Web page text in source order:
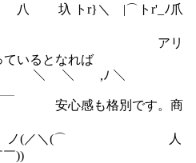
＼ |⌒トr'_ﾉ爪
リ
ているとなれば
,ﾉ ＼
格別です。商
＼(⌒ 人
__￣￣￣))